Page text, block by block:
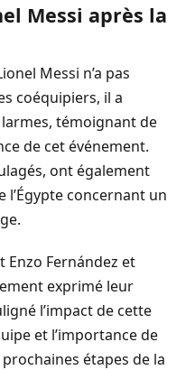
Messi après la
Messi n’a pas
coéquipiers, il a
témoignant de
de cet événement.
ont également
l’Égypte concernant un
Enzo Fernández et
exprimé leur
l’impact de cette
et l’importance de
étapes de la